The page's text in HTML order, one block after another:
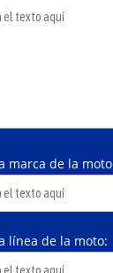
marca de la
línea de la moto: